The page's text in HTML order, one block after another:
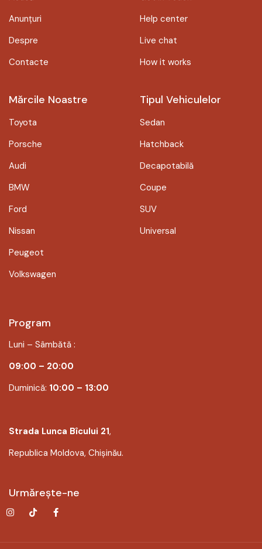
Anunțuri
Despre
Contacte
Help center
Live chat
How it works
Mărcile Noastre
Toyota
Porsche
Audi
BMW
Ford
Nissan
Peugeot
Volkswagen
Tipul Vehiculelor
Sedan
Hatchback
Decapotabilă
Coupe
SUV
Universal
Program
Luni – Sâmbătă :
09:00 – 20:00
Duminică: 10:00 – 13:00
Strada Lunca Bîcului 21,
Republica Moldova, Chișinău.
Urmărește-ne